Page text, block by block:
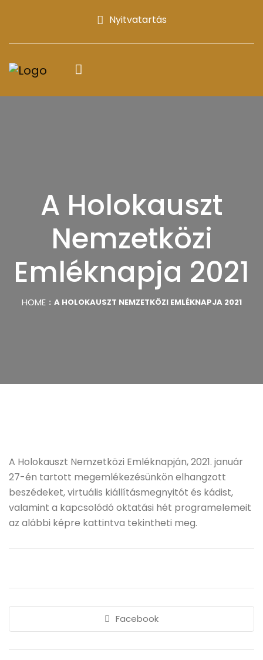
Nyitvatartás
A Holokauszt
Nemzetközi
Emléknapja 2021
HOME A HOLOKAUSZT NEMZETKÖZI EMLÉKNAPJA 2021
A Holokauszt Nemzetközi Emléknapján, 2021. január
27-én tartott megemlékezésünkön elhangzott
beszédeket, virtuális kiállításmegnyitót és kádist,
valamint a kapcsolódó oktatási hét programelemeit
az alábbi képre kattintva tekintheti meg.
Facebook